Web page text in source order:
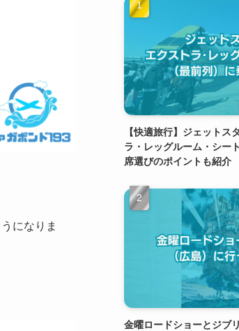
うになりま
【快適旅行】ジェットス
ラ・レッグルーム・シー
席選びのポイントも紹介
金曜ロードショーとジブ